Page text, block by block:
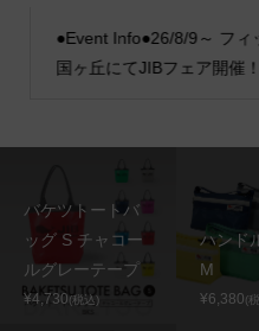
●Event Info●26/8/9～ フィ
国ヶ丘にてJIBフェア開催！
バケツトートバ
ッグ S チャコー
ルグレーテープ
¥4,730(税込)
ハンド
M
¥6,380(